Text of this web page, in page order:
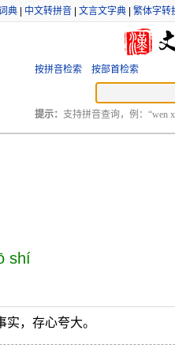
典 中文转拼音 文言文字典 繁体字转
按拼音检索 按部首检索
提示： 支持拼音查询，例：“wen
shí
，存心夸大。